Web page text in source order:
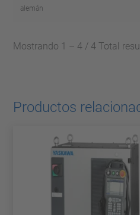
alemán
Mostrando 1 – 4 / 4 Total
Productos